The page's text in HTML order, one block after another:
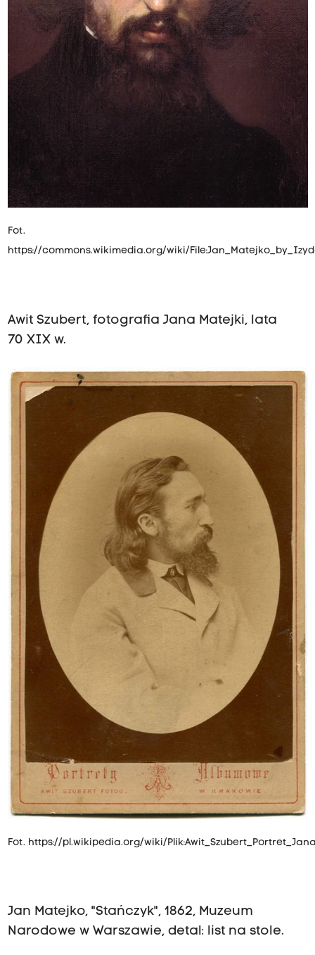
Fot.
https://commons.wikimedia.org/wiki/
Awit Szubert, fotografia Jana Matejki, lata
70 XIX w.
Fot. https://pl.wikipedia.org/wiki/
Jan Matejko, "Stańczyk", 1862, Muzeum
Narodowe w Warszawie, detal: list na stole.